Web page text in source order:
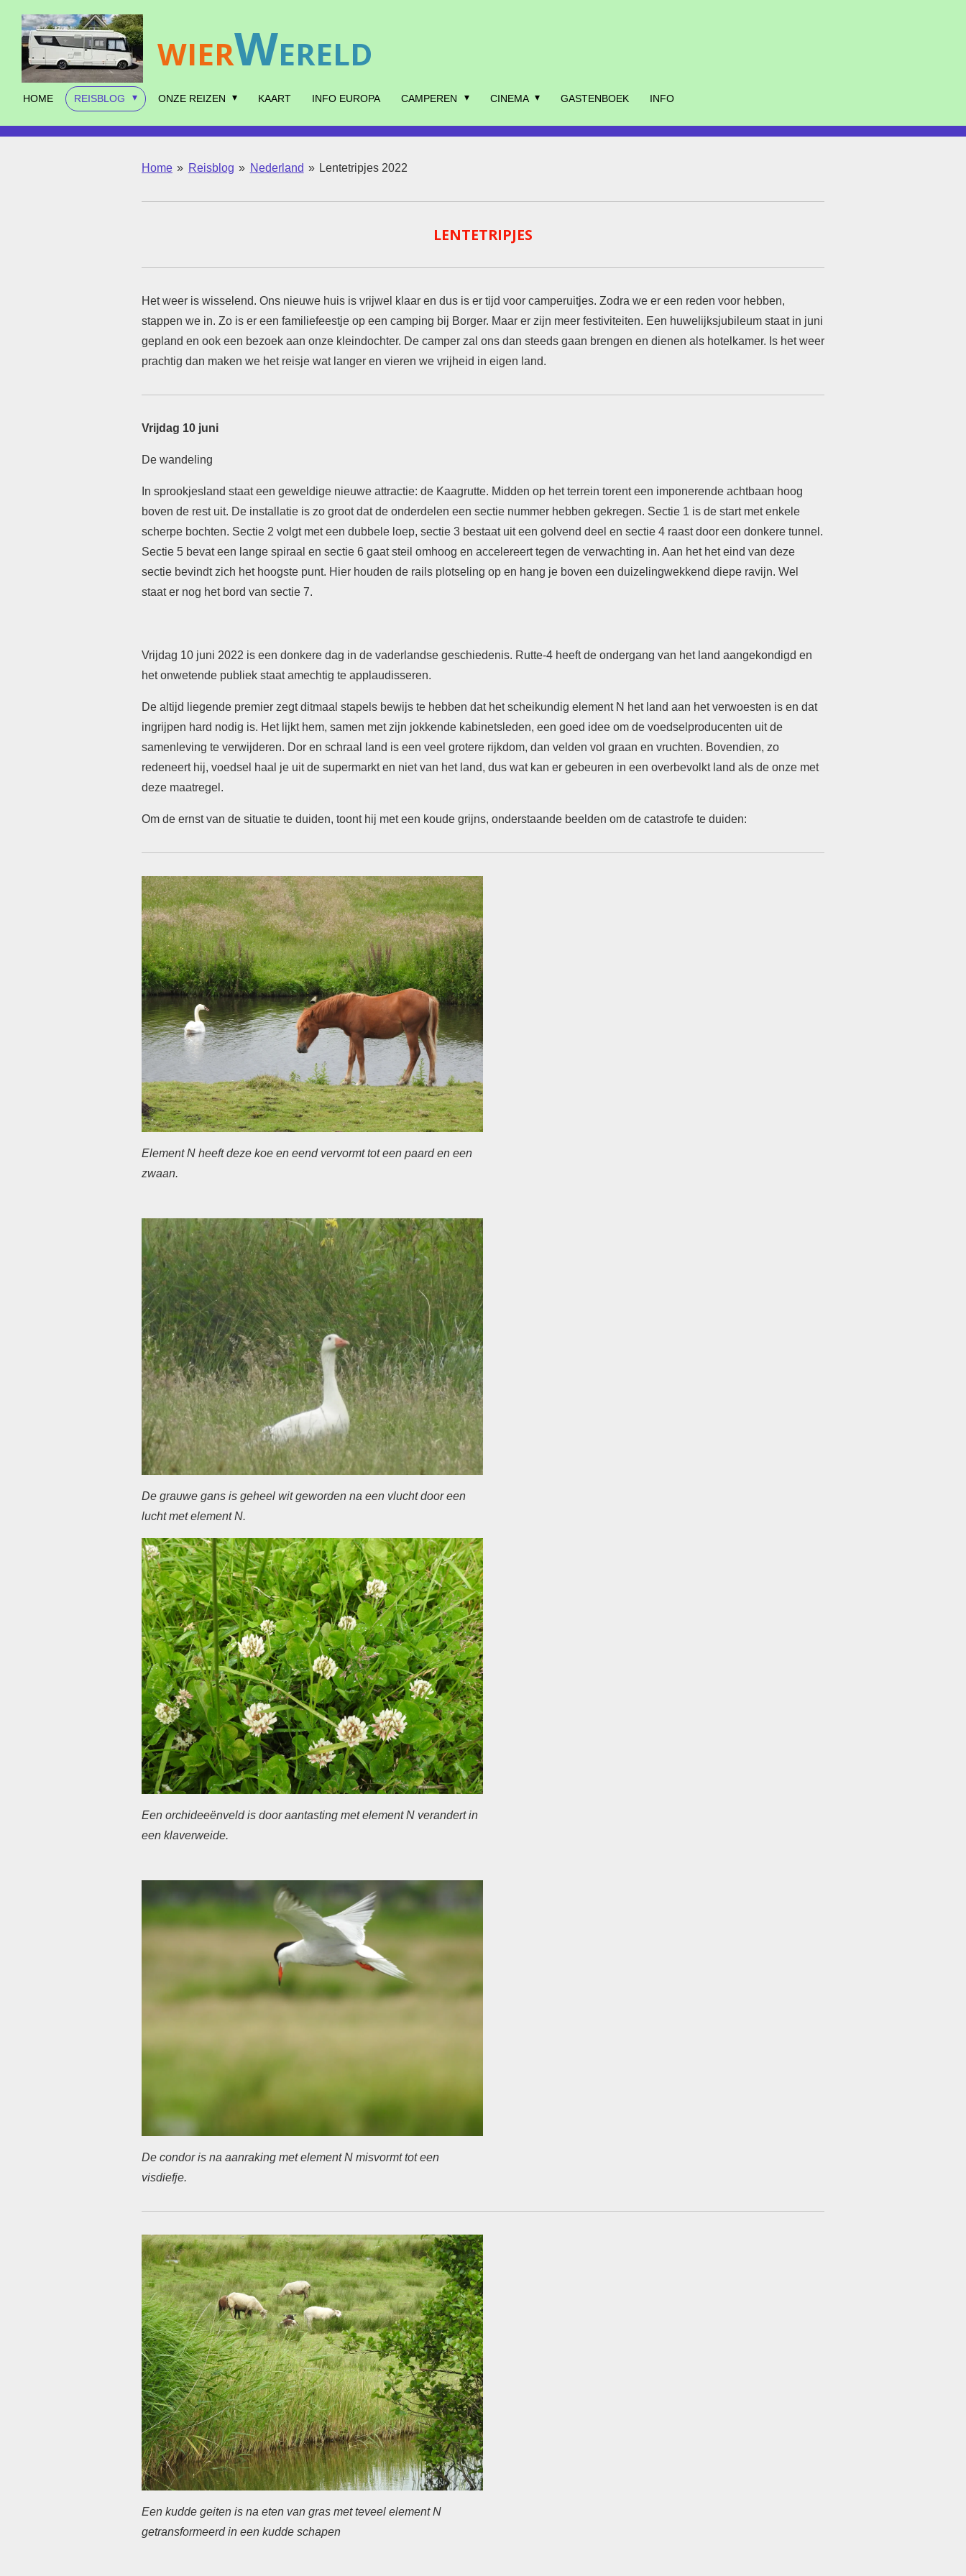
direct
naar
hoofdinhoud
WIERWERELD
HOME REISBLOG ONZE REIZEN KAART INFO EUROPA CAMPEREN CINEMA GASTENBOEK INFO
Home » Reisblog » Nederland » Lentetripjes 2022
LENTETRIPJES
Het weer is wisselend. Ons nieuwe huis is vrijwel klaar en dus is er tijd voor camperuitjes. Zodra we er een reden voor hebben,
stappen we in. Zo is er een familiefeestje op een camping bij Borger. Maar er zijn meer festiviteiten. Een huwelijksjubileum staat in juni
gepland en ook een bezoek aan onze kleindochter. De camper zal ons dan steeds gaan brengen en dienen als hotelkamer. Is het weer
prachtig dan maken we het reisje wat langer en vieren we vrijheid in eigen land.
Vrijdag 10 juni
De wandeling
In sprookjesland staat een geweldige nieuwe attractie: de Kaagrutte. Midden op het terrein torent een imponerende achtbaan hoog
boven de rest uit. De installatie is zo groot dat de onderdelen een sectie nummer hebben gekregen. Sectie 1 is de start met enkele
scherpe bochten. Sectie 2 volgt met een dubbele loep, sectie 3 bestaat uit een golvend deel en sectie 4 raast door een donkere tunnel.
Sectie 5 bevat een lange spiraal en sectie 6 gaat steil omhoog en accelereert tegen de verwachting in. Aan het het eind van deze
sectie bevindt zich het hoogste punt. Hier houden de rails plotseling op en hang je boven een duizelingwekkend diepe ravijn. Wel
staat er nog het bord van sectie 7.
Vrijdag 10 juni 2022 is een donkere dag in de vaderlandse geschiedenis. Rutte-4 heeft de ondergang van het land aangekondigd en
het onwetende publiek staat amechtig te applaudisseren.
De altijd liegende premier zegt ditmaal stapels bewijs te hebben dat het scheikundig element N het land aan het verwoesten is en dat
ingrijpen hard nodig is. Het lijkt hem, samen met zijn jokkende kabinetsleden, een goed idee om de voedselproducenten uit de
samenleving te verwijderen. Dor en schraal land is een veel grotere rijkdom, dan velden vol graan en vruchten. Bovendien, zo
redeneert hij, voedsel haal je uit de supermarkt en niet van het land, dus wat kan er gebeuren in een overbevolkt land als de onze met
deze maatregel.
Om de ernst van de situatie te duiden, toont hij met een koude grijns, onderstaande beelden om de catastrofe te duiden:
Element N heeft deze koe en eend vervormt tot een paard en een
zwaan.
De grauwe gans is geheel wit geworden na een vlucht door een
lucht met element N.
Een orchideeënveld is door aantasting met element N verandert in
een klaverweide.
De condor is na aanraking met element N misvormt tot een
visdiefje.
Een kudde geiten is na eten van gras met teveel element N
getransformeerd in een kudde schapen